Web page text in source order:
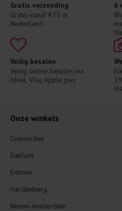
Gratis verzending
Gratis vanaf €75 in
Nederland
6
Veilig betalen
Veilig online betalen via
Ideal, Visa, Apple pay
Onze winkels
Coevorden
Dalfsen
Emmen
Hardenberg
Nieuw-Amsterdam